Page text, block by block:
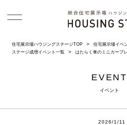
住宅展示場ハウジングステージTOP 住宅展示場イベ
ステージ成増イベント一覧
はたらく車のミニカープ
EVENT
イベント
2026/1/11